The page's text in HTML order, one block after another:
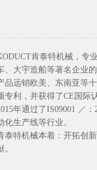
肯泰特机械，专
、大宇造船等著名企业
品远销欧美、东南亚等
专利，并获得了CE国际
年通过了IS09001 ／
化生产线等行业。
泰特机械本着：开拓创
。